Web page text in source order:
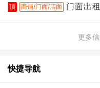
顶 商铺/门面/店面 门面出租
更多
快捷导航